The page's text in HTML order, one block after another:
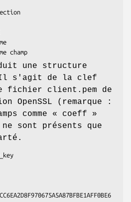
une structure
Il s'agit de la clef
fichier client.pem de
OpenSSL (remarque :
comme « coeff »
sont présents que